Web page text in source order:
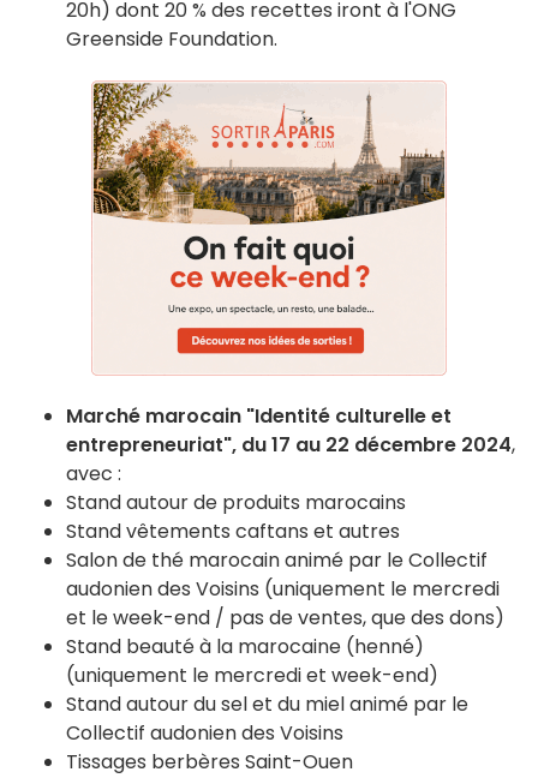
20h) dont 20 % des recettes iront à l'ONG
Greenside Foundation.
Marché marocain "Identité culturelle et
entrepreneuriat", du 17 au 22 décembre 2024,
avec :
Stand autour de produits marocains
Stand vêtements caftans et autres
Salon de thé marocain animé par le Collectif
audonien des Voisins (uniquement le mercredi
et le week-end / pas de ventes, que des dons)
Stand beauté à la marocaine (henné)
(uniquement le mercredi et week-end)
Stand autour du sel et du miel animé par le
Collectif audonien des Voisins
Tissages berbères Saint-Ouen